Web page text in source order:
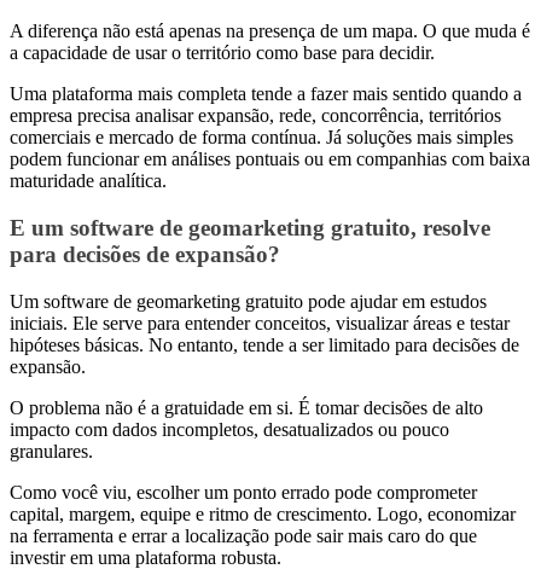
A diferença não está apenas na presença de um mapa. O que muda é
a capacidade de usar o território como base para decidir.
Uma plataforma mais completa tende a fazer mais sentido quando a
empresa precisa analisar expansão, rede, concorrência, territórios
comerciais e mercado de forma contínua. Já soluções mais simples
podem funcionar em análises pontuais ou em companhias com baixa
maturidade analítica.
E um software de geomarketing gratuito, resolve
para decisões de expansão?
Um software de geomarketing gratuito pode ajudar em estudos
iniciais. Ele serve para entender conceitos, visualizar áreas e testar
hipóteses básicas. No entanto, tende a ser limitado para decisões de
expansão.
O problema não é a gratuidade em si. É tomar decisões de alto
impacto com dados incompletos, desatualizados ou pouco
granulares.
Como você viu, escolher um ponto errado pode comprometer
capital, margem, equipe e ritmo de crescimento. Logo, economizar
na ferramenta e errar a localização pode sair mais caro do que
investir em uma plataforma robusta.